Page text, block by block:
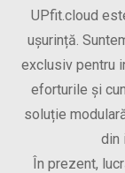
UPfit.cloud
ușurință.
exclusiv pentru
eforturile și
soluție
din
În prezent,